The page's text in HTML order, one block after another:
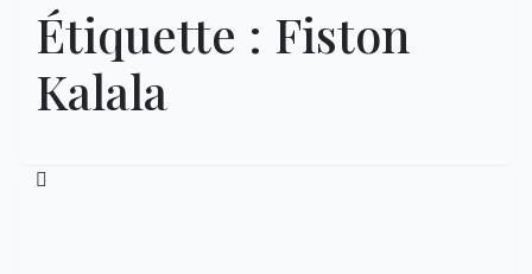
Étiquette : Fiston
Kalala